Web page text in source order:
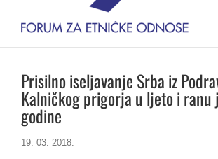
Prisilno iseljavanje Srba iz
Kalničkog prigorja u ljeto i ranu
godine
19. 03. 2018.